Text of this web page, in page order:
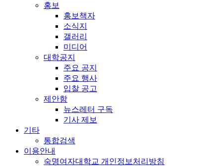
홍보
홍보책자
소식지
갤러리
미디어
대학공지
주요 공지
주요 행사
입찰 공고
제안함
뉴스레터 구독
기사 제보
기타
통합검색
이용안내
숙명여자대학교 개인정보처리방침